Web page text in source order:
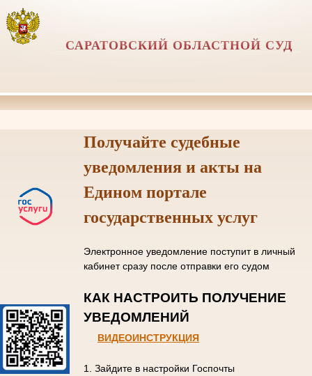
САРАТОВСКИЙ ОБЛАСТНОЙ СУД
Получайте судебные
уведомления и акты на
Едином портале
государственных услуг
Электронное уведомление поступит в личный
кабинет сразу после отправки его судом
КАК НАСТРОИТЬ ПОЛУЧЕНИЕ
УВЕДОМЛЕНИЙ
ВИДЕОИНСТРУКЦИЯ
1. Зайдите в настройки Госпочты